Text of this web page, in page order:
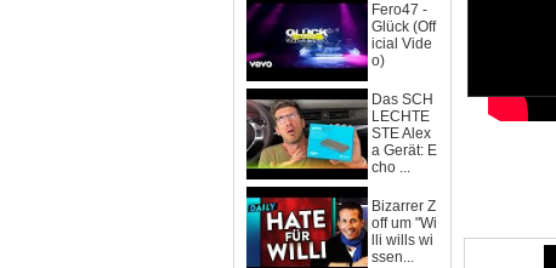
Fero47 -
Glück (Off
icial Vide
o)
Das SCH
LECHTE
STE Alex
a Gerät: E
cho ...
Bizarrer Z
off um "Wi
lli wills wi
ssen...